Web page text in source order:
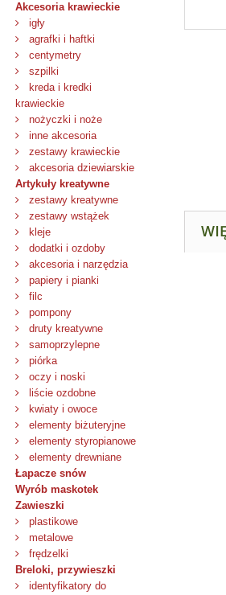
Akcesoria krawieckie
igły
agrafki i haftki
centymetry
szpilki
kreda i kredki
krawieckie
nożyczki i noże
inne akcesoria
zestawy krawieckie
akcesoria dziewiarskie
Artykuły kreatywne
zestawy kreatywne
zestawy wstążek
kleje
dodatki i ozdoby
akcesoria i narzędzia
papiery i pianki
filc
pompony
druty kreatywne
samoprzylepne
piórka
oczy i noski
liście ozdobne
kwiaty i owoce
elementy biżuteryjne
elementy styropianowe
elementy drewniane
Łapacze snów
Wyrób maskotek
Zawieszki
plastikowe
metalowe
frędzelki
Breloki, przywieszki
identyfikatory do